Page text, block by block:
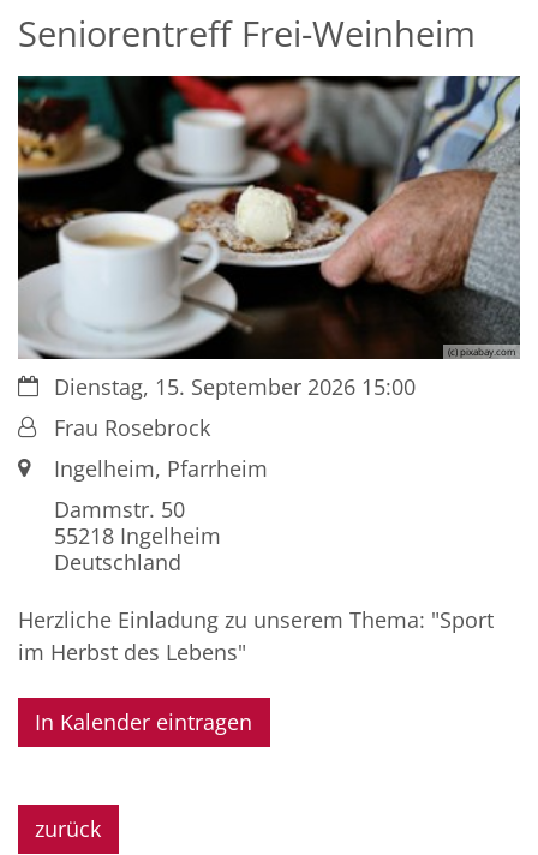
Seniorentreff Frei-Weinheim
(c) pixabay.com
Datum:Dienstag, 15. September 2026 15:00
Von:Frau Rosebrock
Ort: Ingelheim, Pfarrheim
Dammstr. 50
55218 Ingelheim
Deutschland
Herzliche Einladung zu unserem Thema: "Sport
im Herbst des Lebens"
In Kalender eintragen
zurück